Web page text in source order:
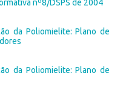
nº8/DSPS de 2004
da Poliomielite: Plano de
da Poliomielite: Plano de